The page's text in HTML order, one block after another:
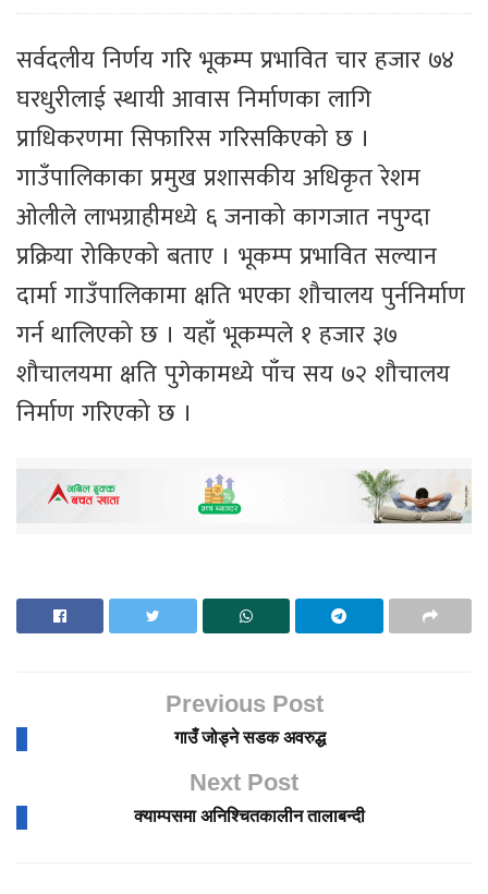
सर्वदलीय निर्णय गरि भूकम्प प्रभावित चार हजार ७४
घरधुरीलाई स्थायी आवास निर्माणका लागि
प्राधिकरणमा सिफारिस गरिसकिएको छ ।
गाउँपालिकाका प्रमुख प्रशासकीय अधिकृत रेशम
ओलीले लाभग्राहीमध्ये ६ जनाको कागजात नपुग्दा
प्रक्रिया रोकिएको बताए । भूकम्प प्रभावित सल्यान
दार्मा गाउँपालिकामा क्षति भएका शौचालय पुर्ननिर्माण
गर्न थालिएको छ । यहाँ भूकम्पले १ हजार ३७
शौचालयमा क्षति पुगेकामध्ये पाँच सय ७२ शौचालय
निर्माण गरिएको छ ।
Previous Post
गाउँ जोड्ने सडक अवरुद्ध
Next Post
क्याम्पसमा अनिश्चितकालीन तालाबन्दी